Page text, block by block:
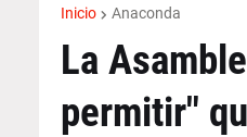
Inicio Anaconda
La
permitir"